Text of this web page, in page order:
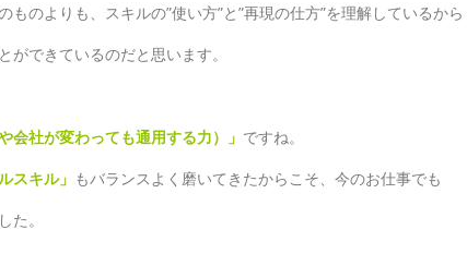
ものよりも、スキルの”使い方”と”再現の仕方”を理解しているから
できているのだと思います。
会社が変わっても通用する力）」 ですね。
スキル」 もバランスよく磨いてきたからこそ、今のお仕事でも
た。